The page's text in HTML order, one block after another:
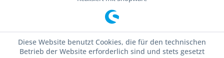
Diese Website benutzt Cookies, die für den technischen
Betrieb der Website erforderlich sind und stets gesetzt